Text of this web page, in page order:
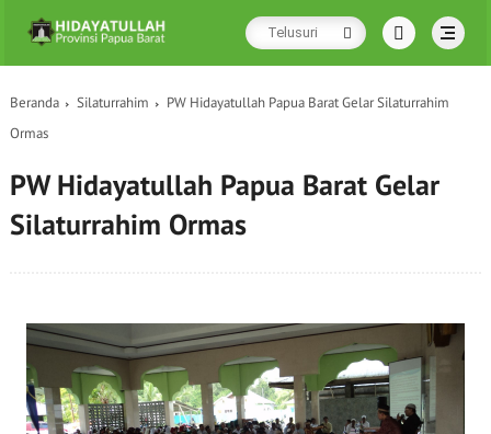
Beranda Silaturrahim
PW Hidayatullah Papua Barat Gelar Silaturrahim
Ormas
PW Hidayatullah Papua Barat Gelar
Silaturrahim Ormas